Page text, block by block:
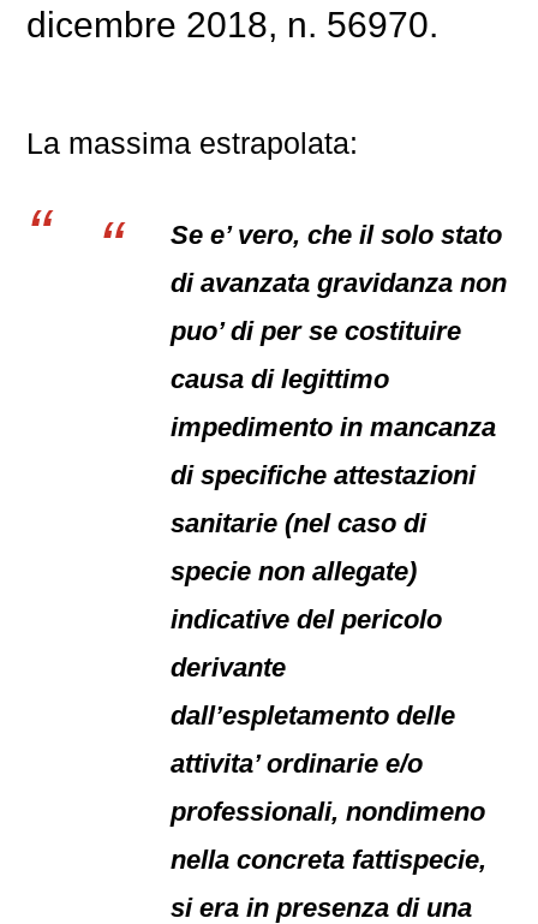
dicembre 2018, n. 56970.
La massima estrapolata:
Se e’ vero, che il solo stato
di avanzata gravidanza non
puo’ di per se costituire
causa di legittimo
impedimento in mancanza
di specifiche attestazioni
sanitarie (nel caso di
specie non allegate)
indicative del pericolo
derivante
dall’espletamento delle
attivita’ ordinarie e/o
professionali, nondimeno
nella concreta fattispecie,
si era in presenza di una